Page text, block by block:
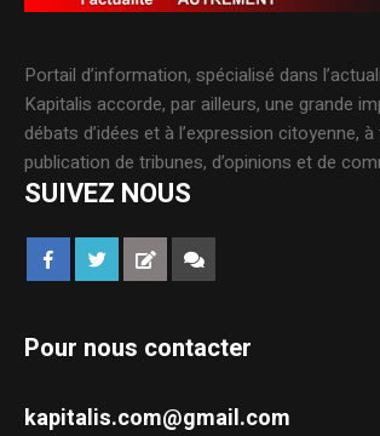
Portail d’information, spécialisé dans
Kapitalis accorde, par ailleurs, une grande
débats d’idées et à l’expression citoyenne,
publication de tribunes, d’opinions et de
SUIVEZ NOUS
Pour nous contacter
kapitalis.com@gmail.com